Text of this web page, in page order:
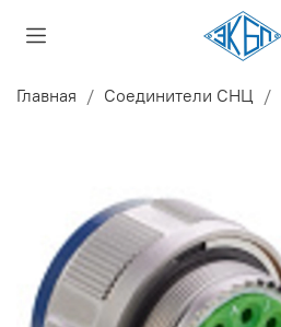
Главная Соединители СНЦ